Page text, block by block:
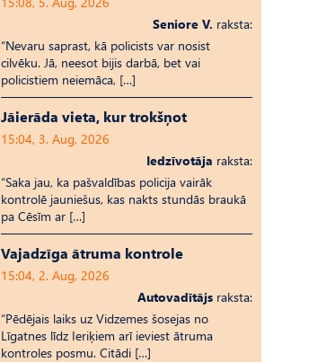
Seniore V. raksta:
“Nevaru saprast, kā policists var nosist
cilvēku. Jā, neesot bijis darbā, bet vai
policistiem neiemāca, […]
Jāierāda vieta, kur trokšņot
15:04, 3. Aug, 2026
Iedzīvotāja raksta:
“Saka jau, ka pašvaldības policija vairāk
kontrolē jauniešus, kas nakts stundās braukā
pa Cēsīm ar […]
Vajadzīga ātruma kontrole
15:04, 2. Aug, 2026
Autovadītājs raksta:
“Pēdējais laiks uz Vid­ze­mes šosejas no
Līgatnes līdz Ieriķiem arī ieviest ātruma
kontroles posmu. Citādi […]